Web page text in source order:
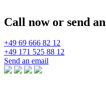
Call now or send
+49 69 666 82 12
+49 171 525 88 12
Send an email